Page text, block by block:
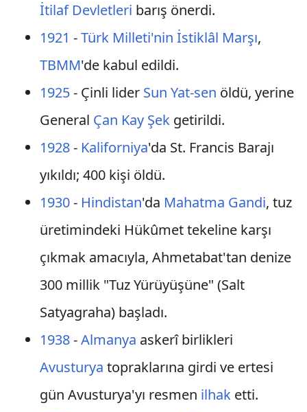
İtilaf Devletleri barış önerdi.
1921 -Türk Milleti'nin İstiklâl Marşı,
TBMM'de kabul edildi.
1925- Çinli lider Sun Yat-sen öldü, yerine
General Çan Kay Şekgetirildi.
1928- Kaliforniya'da St. Francis Barajı
yıkıldı; 400 kişi öldü.
1930- Hindistan'da Mahatma Gandi, tuz
üretimindeki Hükûmet tekeline karşı
çıkmak amacıyla, Ahmetabat'tan denize
300 millik "Tuz Yürüyüşüne" (Salt
Satyagraha) başladı.
1938-Almanya askerî birlikleri
Avusturya topraklarına girdi ve ertesi
gün Avusturya'yı resmen ilhaketti.